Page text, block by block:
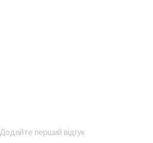
Додайте перший відгук